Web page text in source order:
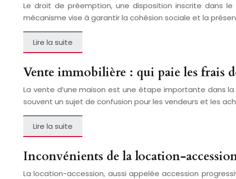
Le droit de préemption, une disposition inscrite dans
mécanisme vise à garantir la cohésion sociale et la
Lire la suite
Vente immobilière : qui paie les frais
La vente d’une maison est une étape importante dans
souvent un sujet de confusion pour les vendeurs et les
Lire la suite
Inconvénients de la location-
La location-accession, aussi appelée accession